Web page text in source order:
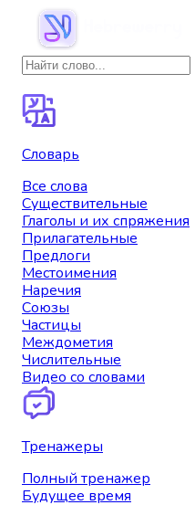
Словарь
Все слова
Существительные
Глаголы и их спряжения
Прилагательные
Предлоги
Местоимения
Наречия
Союзы
Частицы
Междометия
Числительные
Видео со словами
Тренажеры
Полный тренажер
Будущее время